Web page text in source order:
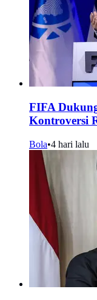
FIFA
Kontroversi
Bola•4 hari lalu